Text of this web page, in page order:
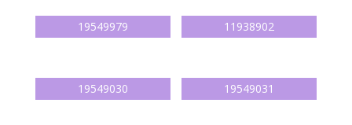
19549979 11938902
19549030 19549031